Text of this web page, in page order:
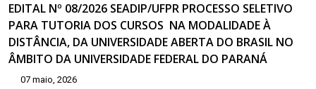
EDITAL Nº 08/2026 SEADIP/UFPR PROCESSO SELETIVO
PARA TUTORIA DOS CURSOS NA MODALIDADE À
DISTÂNCIA, DA UNIVERSIDADE ABERTA DO BRASIL NO
ÂMBITO DA UNIVERSIDADE FEDERAL DO PARANÁ
07 maio, 2026